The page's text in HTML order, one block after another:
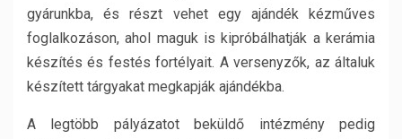
gyárunkba, és részt vehet egy ajándék kézműves
foglalkozáson, ahol maguk is kipróbálhatják a kerámia
készítés és festés fortélyait. A versenyzők, az általuk
készített tárgyakat megkapják ajándékba.
A legtöbb pályázatot beküldő intézmény pedig